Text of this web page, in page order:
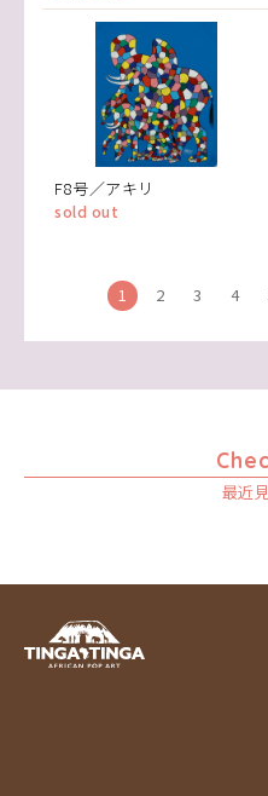
F8号／アキリ
sold out
1 2 3 4
最近